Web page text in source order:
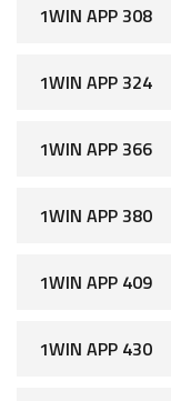
1WIN APP 308
1WIN APP 324
1WIN APP 366
1WIN APP 380
1WIN APP 409
1WIN APP 430